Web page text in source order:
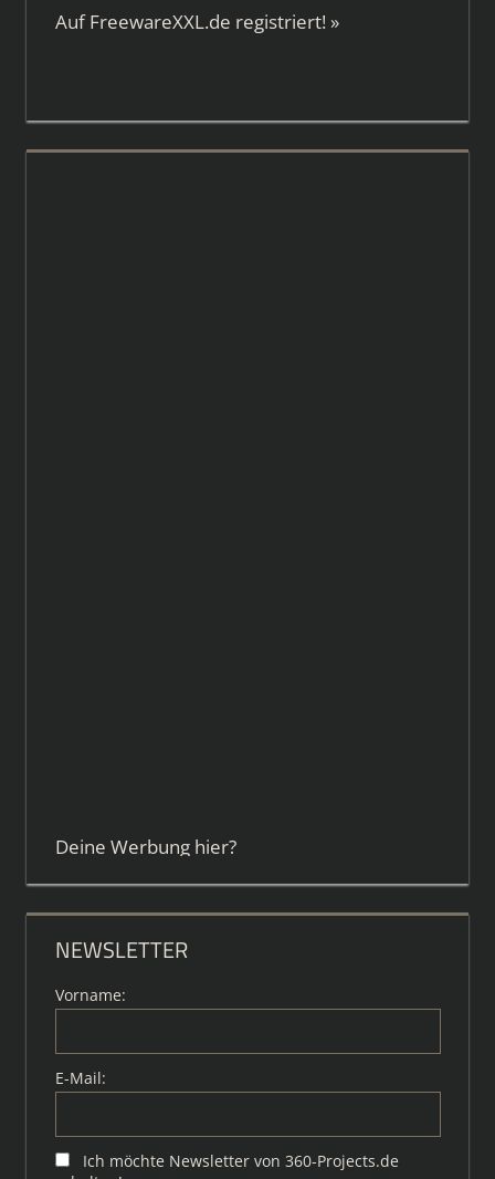
AufFreewareXXL.de registriert! »
Deine Werbung hier?
NEWSLETTER
Vorname:
E-Mail:
Ich möchte Newsletter von 360-Projects.de